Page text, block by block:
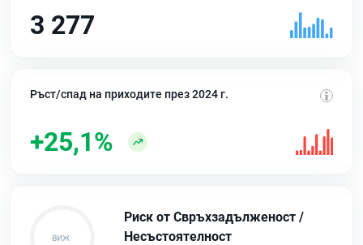
3 277
Ръст/спад на приходите през 2024 г.
+25,1%
Риск от Свръхзадълженост /
Несъстоятелност